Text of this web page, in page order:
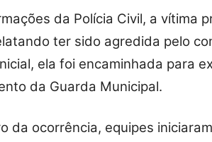
da Polícia Civil, a vítima
ter sido agredida pelo
ela foi encaminhada para
da Guarda Municipal.
da ocorrência, equipes